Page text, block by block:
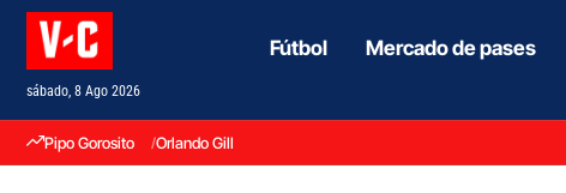
sábado, 8 Ago 2026
Fútbol Mercado de pases
Pipo Gorosito Orlando Gill